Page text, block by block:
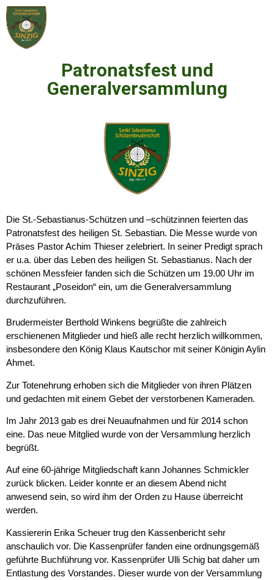
Patronatsfest und
Generalversammlung
Die St.-Sebastianus-Schützen und –schützinnen feierten das
Patronatsfest des heiligen St. Sebastian. Die Messe wurde von
Präses Pastor Achim Thieser zelebriert. In seiner Predigt sprach
er u.a. über das Leben des heiligen St. Sebastianus. Nach der
schönen Messfeier fanden sich die Schützen um 19.00 Uhr im
Restaurant „Poseidon“ ein, um die Generalversammlung
durchzuführen.
Brudermeister Berthold Winkens begrüßte die zahlreich
erschienenen Mitglieder und hieß alle recht herzlich willkommen,
insbesondere den König Klaus Kautschor mit seiner Königin Aylin
Ahmet.
Zur Totenehrung erhoben sich die Mitglieder von ihren Plätzen
und gedachten mit einem Gebet der verstorbenen Kameraden.
Im Jahr 2013 gab es drei Neuaufnahmen und für 2014 schon
eine. Das neue Mitglied wurde von der Versammlung herzlich
begrüßt.
Auf eine 60-jährige Mitgliedschaft kann Johannes Schmickler
zurück blicken. Leider konnte er an diesem Abend nicht
anwesend sein, so wird ihm der Orden zu Hause überreicht
werden.
Kassiererin Erika Scheuer trug den Kassenbericht sehr
anschaulich vor. Die Kassenprüfer fanden eine ordnungsgemäß
geführte Buchführung vor. Kassenprüfer Ulli Schig bat daher um
Entlastung des Vorstandes. Dieser wurde von der Versammlung